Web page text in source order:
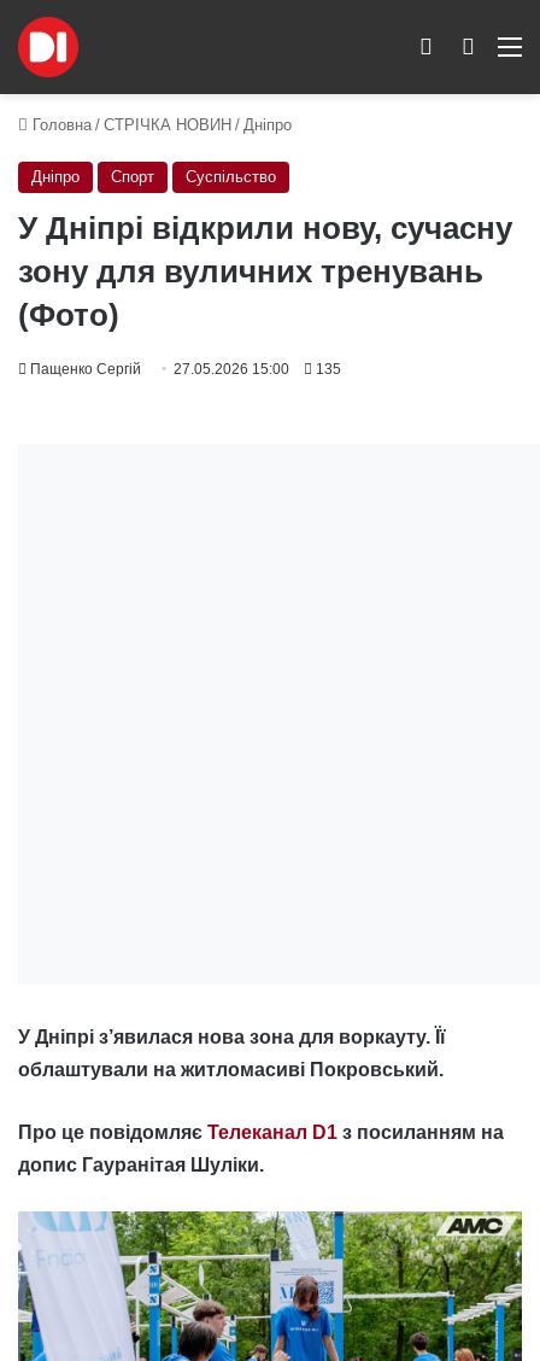
Пошук
Switch skin
Головна / СТРІЧКА НОВИН / Дніпро
Дніпро Спорт Суспільство
У Дніпрі відкрили нову, сучасну
зону для вуличних тренувань
(Фото)
Пащенко Сергій 27.05.2026 15:00 135
У Дніпрі з’явилася нова зона для воркауту. Її
облаштували на житломасиві Покровський.
Про це повідомляє Телеканал D1 з посиланням на
допис Гауранітая Шуліки.